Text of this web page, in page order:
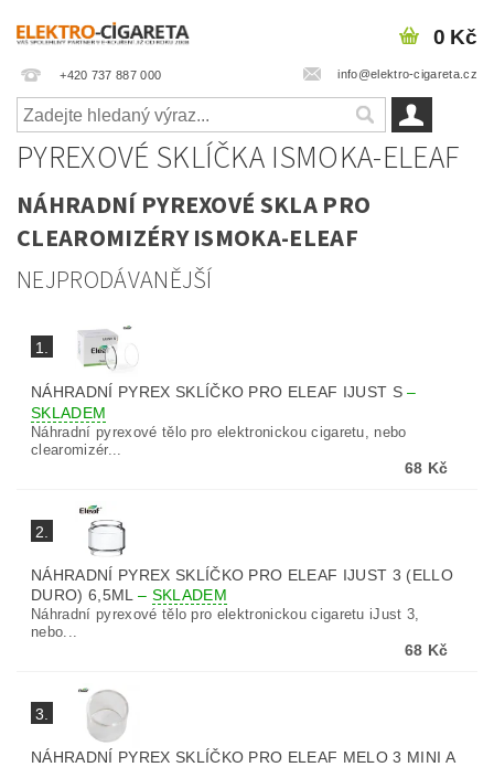
+420 737 887 000 info@elektro-cigareta.cz
0 Kč
PYREXOVÉ SKLÍČKA ISMOKA-ELEAF
NÁHRADNÍ PYREXOVÉ SKLA PRO
CLEAROMIZÉRY ISMOKA-ELEAF
NEJPRODÁVANĚJŠÍ
1.
NÁHRADNÍ PYREX SKLÍČKO PRO ELEAF IJUST S–
SKLADEM
Náhradní pyrexové tělo pro elektronickou cigaretu, nebo
clearomizér...
68 Kč
2.
NÁHRADNÍ PYREX SKLÍČKO PRO ELEAF IJUST 3 (ELLO
DURO) 6,5ML – SKLADEM
Náhradní pyrexové tělo pro elektronickou cigaretu iJust 3,
nebo...
68 Kč
3.
NÁHRADNÍ PYREX SKLÍČKO PRO ELEAF MELO 3 MINI A